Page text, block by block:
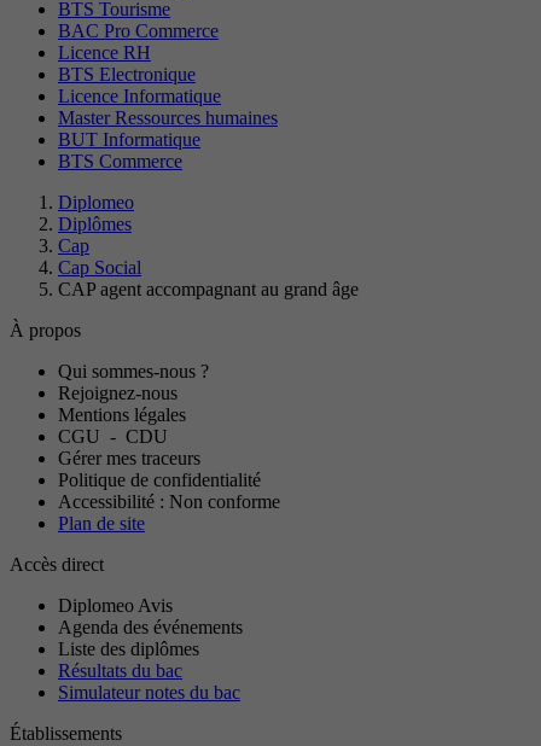
BTS Tourisme
BAC Pro Commerce
Licence RH
BTS Electronique
Licence Informatique
Master Ressources humaines
BUT Informatique
BTS Commerce
Diplomeo
Diplômes
Cap
Cap Social
CAP agent accompagnant au grand âge
À propos
Qui sommes-nous ?
Rejoignez-nous
Mentions légales
CGU - CDU
Gérer mes traceurs
Politique de confidentialité
Accessibilité : Non conforme
Plan de site
Accès direct
Diplomeo Avis
Agenda des événements
Liste des diplômes
Résultats du bac
Simulateur notes du bac
Établissements